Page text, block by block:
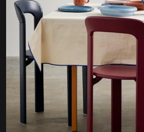
Pogledajte najnovije teme na
Naslovna fotografija: